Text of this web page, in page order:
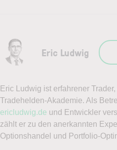
Handelsideen
Mail erhalten: Börsentäglich
Marktanalysen von unseren
optimale Unterstützung für
Ja Nein
Eric Ludwig
Eric Ludwig ist erfahrener
Tradehelden-Akademie. Als
ericludwig.de und Entwickler
zählt er zu den anerkannten
Optionshandel und Portfolio-